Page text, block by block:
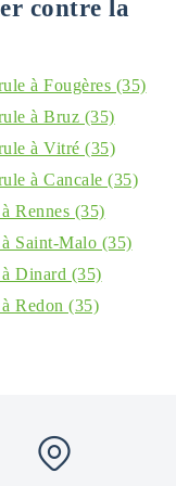
contre la
à Fougères (35)
à Bruz (35)
à Vitré (35)
à Cancale (35)
Rennes (35)
Saint-Malo (35)
Dinard (35)
Redon (35)